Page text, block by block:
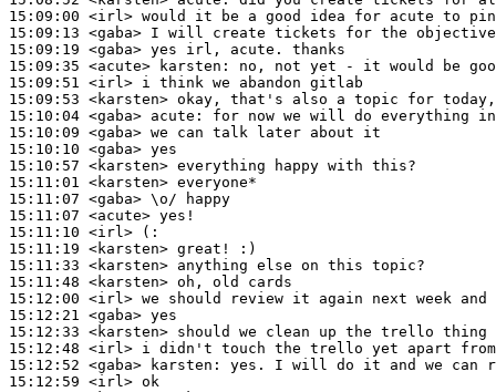
15:09:00 <irl>
15:09:13 <gaba>
15:09:19 <gaba>
15:09:35 <acute>
karsten:
15:09:51 <irl>
15:09:53 <karsten>
15:10:04 <gaba> acute:
15:10:09 <gaba>
15:10:10 <gaba>
15:10:57 <karsten>
15:11:01 <karsten>
15:11:07 <gaba>
15:11:07 <acute>
15:11:10 <irl>
15:11:19 <karsten>
15:11:33 <karsten>
15:11:48 <karsten>
15:12:00 <irl>
15:12:21 <gaba>
15:12:33 <karsten>
15:12:48 <irl>
15:12:52 <gaba>
karsten:
15:12:59 <irl>